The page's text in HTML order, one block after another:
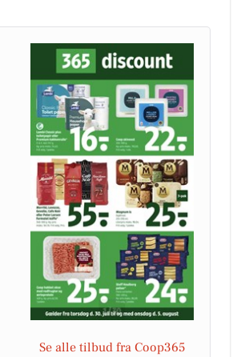
Se alle tilbud fra Coop365